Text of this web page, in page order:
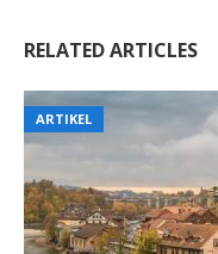
RELATED ARTICLES
ARTIKEL